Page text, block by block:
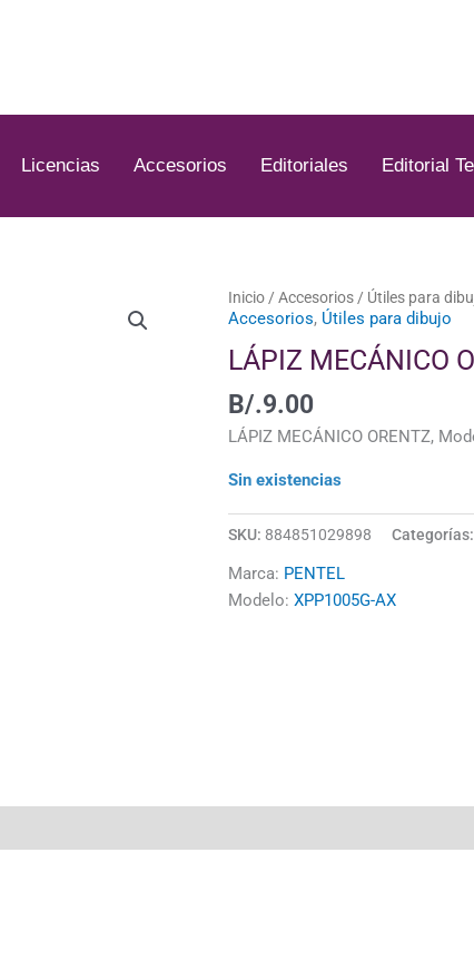
Licencias Accesorios Editoriales Editorial
Inicio / Accesorios / Útiles para
Accesorios, Útiles para dibujo
LÁPIZ MECÁNICO
B/.9.00
LÁPIZ MECÁNICO ORENTZ,
Sin existencias
SKU: 884851029898 Categorías:
Marca: PENTEL
Modelo: XPP1005G-AX